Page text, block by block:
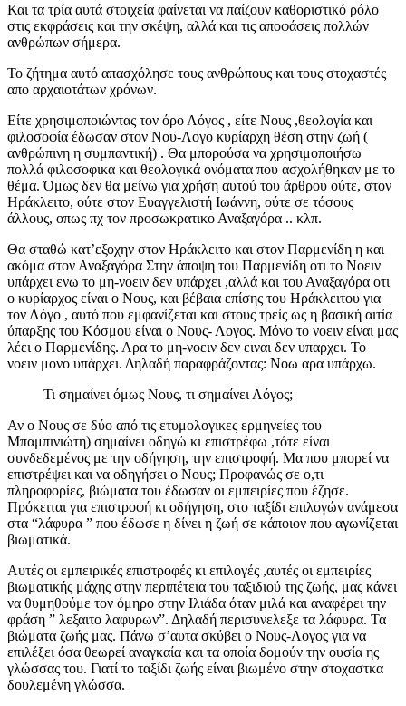
Και τα τρία αυτά στοιχεία φαίνεται να παίζουν καθοριστικό ρόλο
στις εκφράσεις και την σκέψη, αλλά και τις αποφάσεις πολλών
ανθρώπων σήμερα.
Το ζήτημα αυτό απασχόλησε τους ανθρώπους και τους στοχαστές
απο αρχαιοτάτων χρόνων.
Είτε χρησιμοποιώντας τον όρο Λόγος , είτε Νους ,θεολογία και
φιλοσοφία έδωσαν στον Νου-Λογο κυρίαρχη θέση στην ζωή (
ανθρώπινη η συμπαντική) . Θα μπορούσα να χρησιμοποιήσω
πολλά φιλοσοφικα και θεολογικά ονόματα που ασχολήθηκαν με το
θέμα. Όμως δεν θα μείνω για χρήση αυτού του άρθρου ούτε, στον
Ηράκλειτο, ούτε στον Ευαγγελιστή Ιωάννη, ούτε σε τόσους
άλλους, οπως πχ τον προσωκρατικο Αναξαγόρα .. κλπ.
Θα σταθώ κατ’εξοχην στον Ηράκλειτο και στον Παρμενίδη η και
ακόμα στον Αναξαγόρα Στην άποψη του Παρμενίδη οτι το Νοειν
υπάρχει ενω το μη-νοειν δεν υπάρχει ,αλλά και του Αναξαγόρα οτι
ο κυρίαρχος είναι ο Νους, και βέβαια επίσης του Ηράκλειτου για
τον Λόγο , αυτό που εμφανίζεται και στους τρείς ως η βασική αιτία
ύπαρξης του Κόσμου είναι ο Νους- Λογος. Μόνο το νοειν είναι μας
λέει ο Παρμενίδης. Αρα το μη-νοειν δεν ειναι δεν υπαρχει. Το
νοειν μονο υπάρχει. Δηλαδή παραφράζοντας: Νοω αρα υπάρχω.
Τι σημαίνει όμως Νους, τι σημαίνει Λόγος;
Αν ο Νους σε δύο από τις ετυμολογικες ερμηνείες του
Μπαμπινιώτη) σημαίνει οδηγώ κι επιστρέφω ,τότε είναι
συνδεδεμένος με την οδήγηση, την επιστροφή. Μα που μπορεί να
επιστρέψει και να οδηγήσει ο Νους; Προφανώς σε ο,τι
πληροφορίες, βιώματα του έδωσαν οι εμπειρίες που έζησε.
Πρόκειται για επιστροφή κι οδήγηση, στο ταξίδι επιλογών ανάμεσα
στα “λάφυρα ” που έδωσε η δίνει η ζωή σε κάποιον που αγωνίζεται
βιωματικά.
Αυτές οι εμπειρικές επιστροφές κι επιλογές ,αυτές οι εμπειρίες
βιωματικής μάχης στην περιπέτεια του ταξιδιού της ζωής, μας κάνει
να θυμηθούμε τον όμηρο στην Ιλιάδα όταν μιλά και αναφέρει την
φράση ” λεξαιτο λαφυρων”. Δηλαδή περισυνελεξε τα λάφυρα. Τα
βιώματα ζωής μας. Πάνω σ’αυτα σκύβει ο Νους-Λογος για να
επιλέξει όσα θεωρεί αναγκαία και τα οποία δομούν την ουσία ης
γλώσσας του. Γιατί το ταξίδι ζωής είναι βιωμένο στην στοχαστκα
δουλεμένη γλώσσα.